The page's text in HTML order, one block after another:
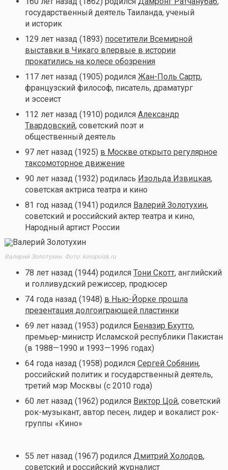
государственный деятель Таиланда, ученый
и историк
129 лет назад (1893) посетители Всемирной
выставки в Чикаго впервые в истории
прокатились на колесе обозрения
117 лет назад (1905) родился Жан-Поль Сартр,
французский философ, писатель, драматург
и эссеист
112 лет назад (1910) родился Александр
Твардовский, советский поэт и
общественный деятель
97 лет назад (1925) в Москве открыто регулярное
таксомоторное движение
90 лет назад (1932) родилась Изольда Извицкая,
советская актриса театра и кино
81 год назад (1941) родился Валерий Золотухин,
советский и российский актер театра и кино,
Народный артист России
Валерий Золотухин. Фото: kinopoisk.ru
78 лет назад (1944) родился Тони Скотт, английский
и голливудский режиссер, продюсер
74 года назад (1948) в Нью-Йорке прошла
презентация долгоиграющей пластинки
69 лет назад (1953) родился Беназир Бхутто,
премьер-министр Исламской республики Пакистан
(в 1988—1990 и 1993—1996 годах)
64 года назад (1958) родился Сергей Собянин,
российский политик и государственный деятель,
третий мэр Москвы (с 2010 года)
60 лет назад (1962) родился Виктор Цой, советский
рок-музыкант, автор песен, лидер и вокалист рок-
группы «Кино»
55 лет назад (1967) родился Дмитрий Холодов,
советский и российский журналист